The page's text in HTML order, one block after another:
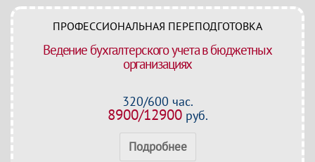
ПРОФЕССИОНАЛЬНАЯ ПЕРЕПОДГОТОВКА
Ведение бухгалтерского учета в бюджетных
организациях
320/600 час.
8900/12900руб.
Подробнее